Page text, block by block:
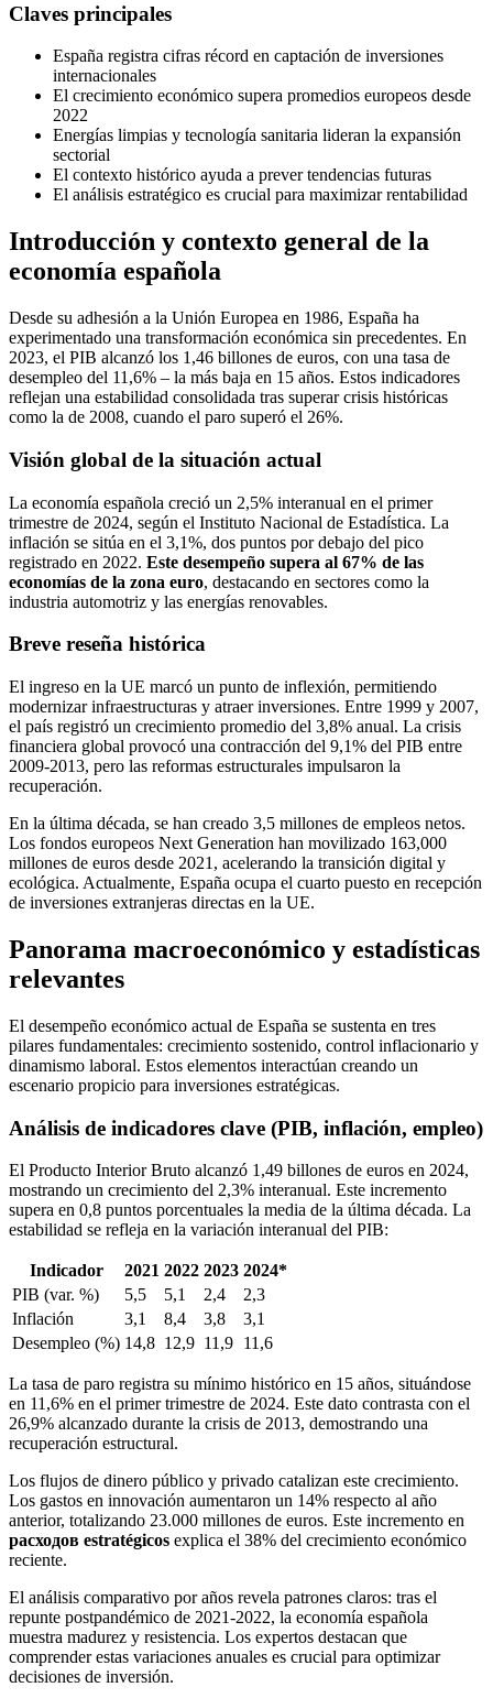
Claves principales
España registra cifras récord en captación de inversiones
internacionales
El crecimiento económico supera promedios europeos desde
2022
Energías limpias y tecnología sanitaria lideran la expansión
sectorial
El contexto histórico ayuda a prever tendencias futuras
El análisis estratégico es crucial para maximizar rentabilidad
Introducción y contexto general de la
economía española
Desde su adhesión a la Unión Europea en 1986, España ha
experimentado una transformación económica sin precedentes. En
2023, el PIB alcanzó los 1,46 billones de euros, con una tasa de
desempleo del 11,6% – la más baja en 15 años. Estos indicadores
reflejan una estabilidad consolidada tras superar crisis históricas
como la de 2008, cuando el paro superó el 26%.
Visión global de la situación actual
La economía española creció un 2,5% interanual en el primer
trimestre de 2024, según el Instituto Nacional de Estadística. La
inflación se sitúa en el 3,1%, dos puntos por debajo del pico
registrado en 2022. Este desempeño supera al 67% de las
economías de la zona euro, destacando en sectores como la
industria automotriz y las energías renovables.
Breve reseña histórica
El ingreso en la UE marcó un punto de inflexión, permitiendo
modernizar infraestructuras y atraer inversiones. Entre 1999 y 2007,
el país registró un crecimiento promedio del 3,8% anual. La crisis
financiera global provocó una contracción del 9,1% del PIB entre
2009-2013, pero las reformas estructurales impulsaron la
recuperación.
En la última década, se han creado 3,5 millones de empleos netos.
Los fondos europeos Next Generation han movilizado 163,000
millones de euros desde 2021, acelerando la transición digital y
ecológica. Actualmente, España ocupa el cuarto puesto en recepción
de inversiones extranjeras directas en la UE.
Panorama macroeconómico y estadísticas
relevantes
El desempeño económico actual de España se sustenta en tres
pilares fundamentales: crecimiento sostenido, control inflacionario y
dinamismo laboral. Estos elementos interactúan creando un
escenario propicio para inversiones estratégicas.
Análisis de indicadores clave (PIB, inflación, empleo)
El Producto Interior Bruto alcanzó 1,49 billones de euros en 2024,
mostrando un crecimiento del 2,3% interanual. Este incremento
supera en 0,8 puntos porcentuales la media de la última década. La
estabilidad se refleja en la variación interanual del PIB:
Indicador 2021 2022 2023 2024*
PIB (var. %)
5,5 5,1 2,4
2,3
Inflación
3,1 8,4 3,8
3,1
Desempleo (%) 14,8 12,9 11,9 11,6
La tasa de paro registra su mínimo histórico en 15 años, situándose
en 11,6% en el primer trimestre de 2024. Este dato contrasta con el
26,9% alcanzado durante la crisis de 2013, demostrando una
recuperación estructural.
Los flujos de dinero público y privado catalizan este crecimiento.
Los gastos en innovación aumentaron un 14% respecto al año
anterior, totalizando 23.000 millones de euros. Este incremento en
расходов estratégicos explica el 38% del crecimiento económico
reciente.
El análisis comparativo por años revela patrones claros: tras el
repunte postpandémico de 2021-2022, la economía española
muestra madurez y resistencia. Los expertos destacan que
comprender estas variaciones anuales es crucial para optimizar
decisiones de inversión.